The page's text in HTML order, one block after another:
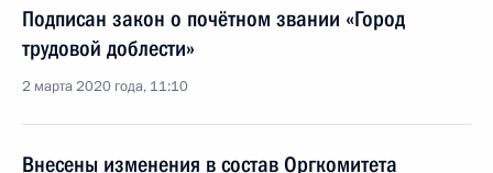
Подписан закон о почётном звании «Город
трудовой доблести»
2 марта 2020 года, 11:10
Внесены изменения в состав Оргкомитета